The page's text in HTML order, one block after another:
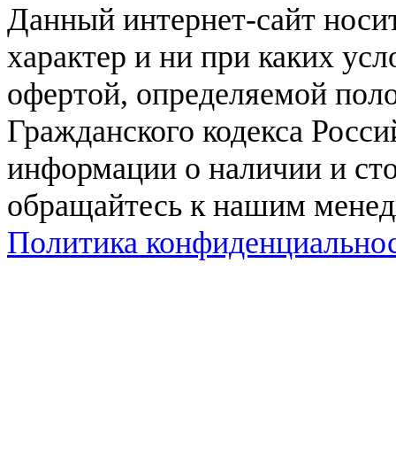
Данный интернет-сайт
характер и ни при каких
офертой, определяемой
Гражданского кодекса
информации о наличии и
обращайтесь к нашим
Политика